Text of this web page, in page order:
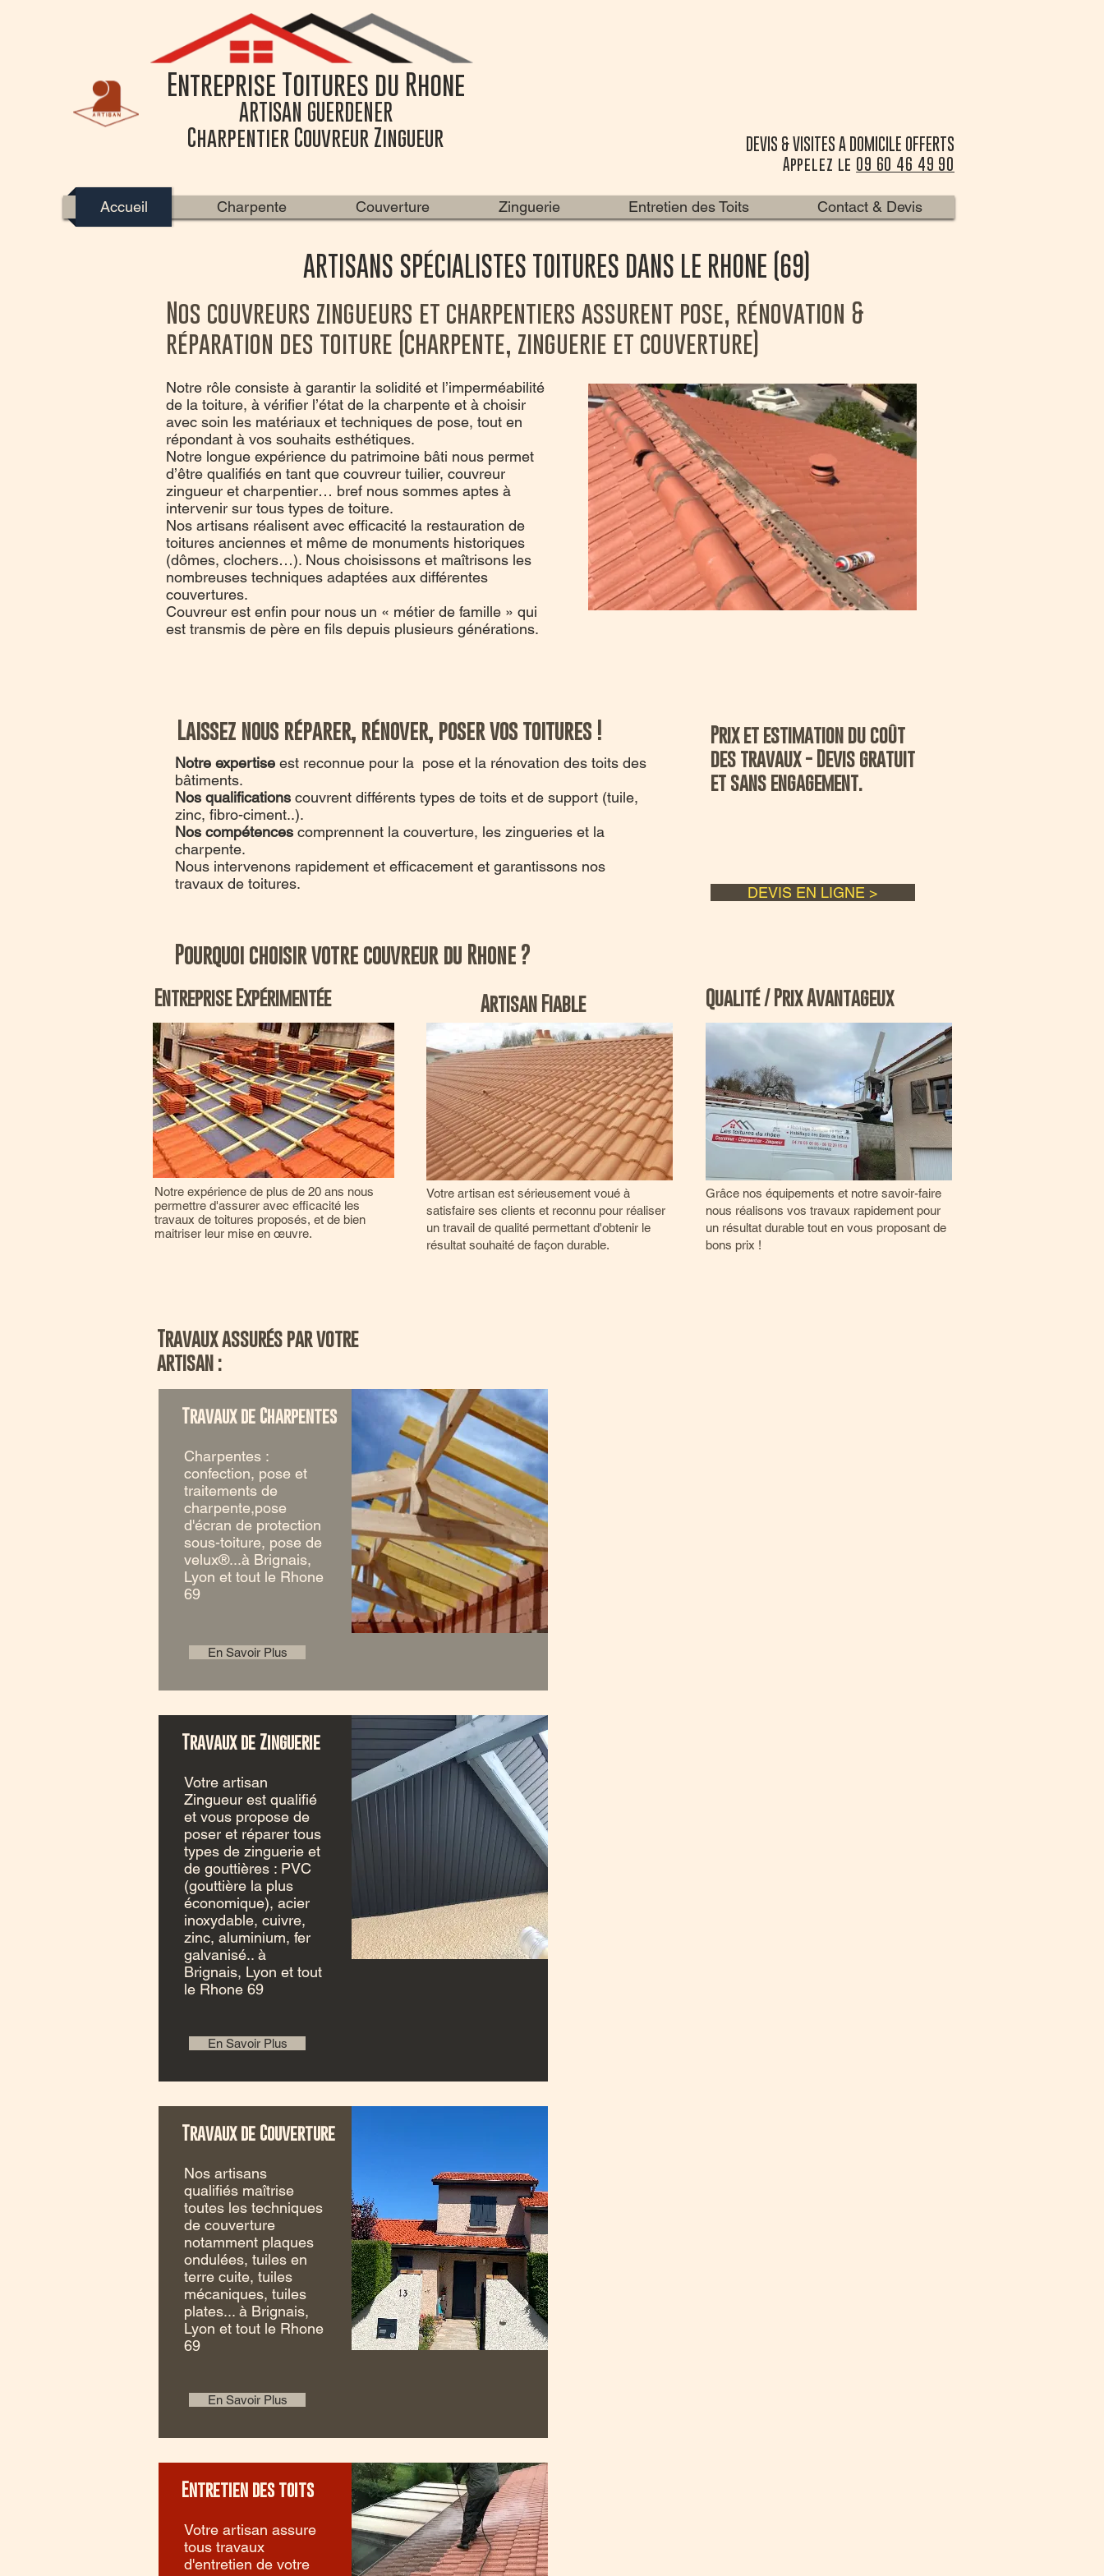
Entreprise Toitures du Rhone
ARTISAN GUERDENER
Charpentier Couvreur Zingueur
DEVIS & VISITES A DOMICILE OFFERTS
Appelez le 09 60 46 49 90
Accueil Charpente Couverture Zinguerie Entretien des Toits Contact & Devis
ARTISANS SPÉCIALISTES TOITURES DANS LE RHONE (69)
Nos couvreurs zingueurs et charpentiers assurent pose, rénovation &
réparation des toiture (charpente, zinguerie et couverture)
Notre rôle consiste à garantir la solidité et l’imperméabilité
de la toiture, à vérifier l’état de la charpente et à choisir
avec soin les matériaux et techniques de pose, tout en
répondant à vos souhaits esthétiques.
Notre longue expérience du patrimoine bâti nous permet
d’être qualifiés en tant que couvreur tuilier, couvreur
zingueur et charpentier… bref nous sommes aptes à
intervenir sur tous types de toiture.
Nos artisans réalisent avec efficacité la restauration de
toitures anciennes et même de monuments historiques
(dômes, clochers…). Nous choisissons et maîtrisons les
nombreuses techniques adaptées aux différentes
couvertures.
Couvreur est enfin pour nous un « métier de famille » qui
est transmis de père en fils depuis plusieurs générations.
Laissez nous réparer, rénover, poser vos toitures !
Notre expertise est reconnue pour la pose et la rénovation des toits des
bâtiments.
Nos qualifications couvrent différents types de toits et de support (tuile,
zinc, fibro-ciment..).
Nos compétences comprennent la couverture, les zingueries et la
charpente.
Nous intervenons rapidement et efficacement et garantissons nos
travaux de toitures.
Prix et estimation du coût
des travaux - Devis gratuit
et sans engagement.
DEVIS EN LIGNE >
Pourquoi choisir votre couvreur du Rhone ?
Entreprise Expérimentée
Notre expérience de plus de 20 ans nous
permettre d'assurer avec efficacité les
travaux de toitures proposés, et de bien
maitriser leur mise en œuvre.
Artisan Fiable
Votre artisan est sérieusement voué à
satisfaire ses clients et reconnu pour réaliser
un travail de qualité permettant d'obtenir le
résultat souhaité de façon durable.
Qualité / Prix Avantageux
Grâce nos équipements et notre savoir-faire
nous réalisons vos travaux rapidement pour
un résultat durable tout en vous proposant de
bons prix !
Travaux assurés par votre
artisan :
Travaux de Charpentes
Charpentes :
confection, pose et
traitements de
charpente,pose
d'écran de protection
sous-toiture, pose de
velux®...à Brignais,
Lyon et tout le Rhone
69
En Savoir Plus
Travaux de Zinguerie
Votre artisan
Zingueur est qualifié
et vous propose de
poser et réparer tous
types de zinguerie et
de gouttières : PVC
(gouttière la plus
économique), acier
inoxydable, cuivre,
zinc, aluminium, fer
galvanisé.. à
Brignais, Lyon et tout
le Rhone 69
En Savoir Plus
Travaux de Couverture
Nos artisans
qualifiés maîtrise
toutes les techniques
de couverture
notamment plaques
ondulées, tuiles en
terre cuite, tuiles
mécaniques, tuiles
plates... à Brignais,
Lyon et tout le Rhone
69
En Savoir Plus
Entretien des toits
Votre artisan assure
tous travaux
d'entretien de votre